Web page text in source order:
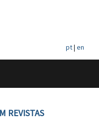
pt| en
REVISTAS